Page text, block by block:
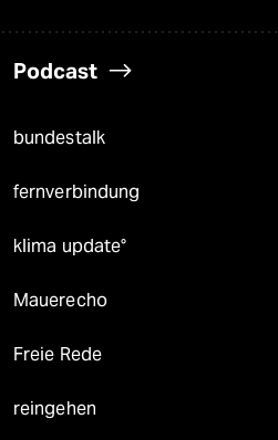
Podcast
bundestalk
fernverbindung
klima update°
Mauerecho
Freie Rede
reingehen